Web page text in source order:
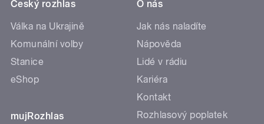
Český rozhlas
Válka na Ukrajině
Komunální volby
Stanice
eShop
mujRozhlas
O nás
Jak nás naladíte
Nápověda
Lidé v rádiu
Kariéra
Kontakt
Rozhlasový poplatek